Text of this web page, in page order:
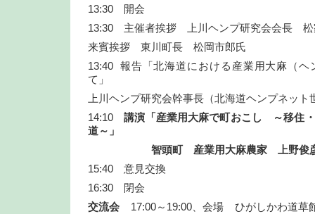
13:30 開会
13:30 主催者挨拶 上川ヘンプ研究会会長 松
来賓挨拶 東川町長 松岡市郎氏
13:40 報告「北海道における産業用大麻（ヘ
て」
上川ヘンプ研究会幹事長（北海道ヘンプネッ
14:10講演「産業用大麻で町おこし ～移住
道～」
智頭町 産業用大麻農家 上野俊
15:40 意見交換
16:30 閉会
交流会 17:00～19:00、会場 ひがしかわ道草